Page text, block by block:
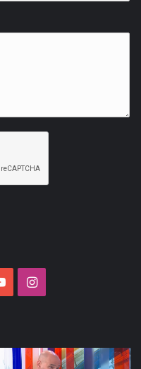
YouTubeInstagram